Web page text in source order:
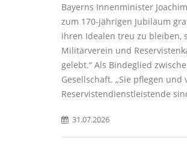
Bayerns Innenminister
zum 170-jährigen Jubiläum
ihren Idealen treu zu bleiben,
Militärverein und
gelebt.“ Als Bindeglied
Gesellschaft. „Sie pflegen
Reservistendienstleistende
31.07.2026